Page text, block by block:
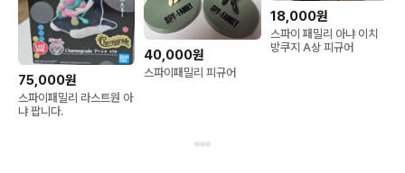
75,000원
스파이패밀리 라스트원 아
냐 팝니다.
40,000원
스파이패밀리 피규어
18,000원
스파이 패밀리 아냐 이치
방쿠지 A상 피규어